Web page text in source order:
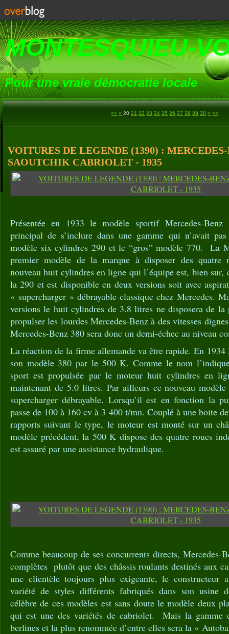
MONTESQUIEU-
Pour une vraie démocratie locale
<< < 10
20 21 22 23 24 25 26 27 28 29 30 40
50
60
70
80
90
100
200
300
400
500
600
700
800
900
1000
1100
1200
> >>
VOITURES DE LEGENDE (1390) :
SAOUTCHIK CABRIOLET - 1935
Présentée en 1933 le modèle sportif Mercedes-
principal de s’inclure dans une gamme qui n’avait
modèle six cylindres 290 et le “gros” modèle 770. La
premier modèle de la marque à disposer des quatre
nouveau huit cylindres en ligne qui l’équipe est, bien
la 290 et est disponible en deux versions soit avec
« supercharger » débrayable classique chez Mercedes.
versions le huit cylindres de 3.8 litres ne disposera de la
propulser les lourdes Mercedes-Benz à des vitesses
Mercedes-Benz 380 sera donc un demi-échec au niveau
La réaction de la firme allemande va être rapide. En 1934
son modèle 380 par le 500 K. Comme le nom
sport est propulsée par le moteur huit cylindres en
maintenant de 5.0 litres. Par ailleurs ce nouveau
supercharger débrayable. Lorsqu’il est en fonction la
passe de 100 à 160 cv à 3 400 t/mn. Couplé à une boite
rapports suivant le type, le moteur est monté sur un
modèle précédent, la 500 K dispose des quatre roues
est assuré par une assistance hydraulique.
Comme beaucoup de ses concurrents directs, Mercedes-
complètes plutôt que des châssis roulants destinés aux
une clientèle toujours plus exigeante, le constructeur
variété de styles différents fabriqués dans son usine
célèbre de ces modèles est sans doute le modèle deux
qui est une des variétés de cabriolet. Mais la gamme
berlines et la plus renommée d’entre elles sera la «